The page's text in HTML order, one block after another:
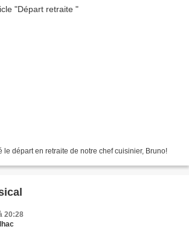
le départ en retraite de notre chef cuisinier, Bruno!
20:28